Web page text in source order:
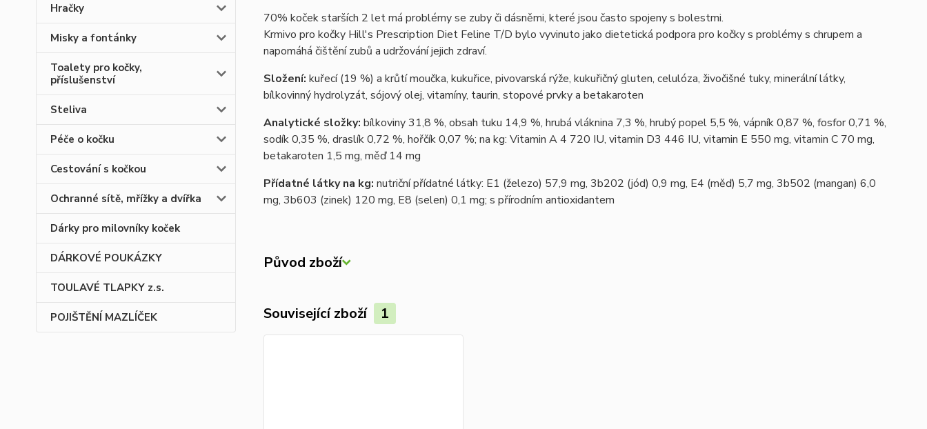
Hračky
Misky a fontánky
Toalety pro kočky,
příslušenství
Steliva
Péče o kočku
Cestování s kočkou
Ochranné sítě, mřížky a dvířka
Dárky pro milovníky koček
DÁRKOVÉ POUKÁZKY
TOULAVÉ TLAPKY z.s.
POJIŠTĚNÍ MAZLÍČEK
70% koček starších 2 let má problémy se zuby či dásněmi, které jsou často spojeny s bolestmi.
Krmivo pro kočky Hill's Prescription Diet Feline T/D bylo vyvinuto jako dietetická podpora pro kočky s problémy s chrupem a
napomáhá čištění zubů a udržování jejich zdraví.
Složení: kuřecí (19 %) a krůtí moučka, kukuřice, pivovarská rýže, kukuřičný gluten, celulóza, živočišné tuky, minerální látky,
bílkovinný hydrolyzát, sójový olej, vitamíny, taurin, stopové prvky a betakaroten
Analytické složky: bílkoviny 31,8 %, obsah tuku 14,9 %, hrubá vláknina 7,3 %, hrubý popel 5,5 %, vápník 0,87 %, fosfor 0,71 %,
sodík 0,35 %, draslík 0,72 %, hořčík 0,07 %; na kg: Vitamin A 4 720 IU, vitamin D3 446 IU, vitamin E 550 mg, vitamin C 70 mg,
betakaroten 1,5 mg, měď 14 mg
Přídatné látky na kg: nutriční přídatné látky: E1 (železo) 57,9 mg, 3b202 (jód) 0,9 mg, E4 (měď) 5,7 mg, 3b502 (mangan) 6,0
mg, 3b603 (zinek) 120 mg, E8 (selen) 0,1 mg; s přírodním antioxidantem
Původ zboží
Související zboží 1